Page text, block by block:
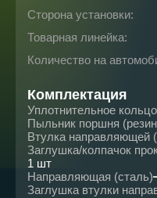
Сторона установки:
Товарная линейка:
Количество на
Комплектация
Уплотнительное
Пыльник поршня
Втулка направляющей
Заглушка/колпачок
1 шт
Направляющая (сталь)
Заглушка втулки